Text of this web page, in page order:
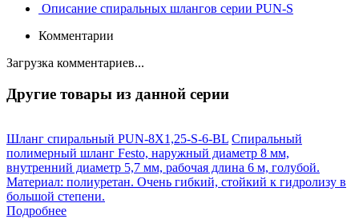
Описание спиральных шлангов серии PUN-S
Комментарии
Загрузка комментариев...
Другие товары из данной серии
Шланг спиральный PUN-8X1,25-S-6-BL Спиральный
полимерный шланг Festo, наружный диаметр 8 мм,
внутренний диаметр 5,7 мм, рабочая длина 6 м, голубой.
Материал: полиуретан. Очень гибкий, стойкий к гидролизу в
большой степени.
Подробнее